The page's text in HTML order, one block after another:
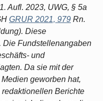
Aufl. 2023, UWG, § 5a
GRUR 2021, 979 Rn.
Diese
Die Fundstellenangaben
und
Da sie mit der
geworben hat,
Berichte